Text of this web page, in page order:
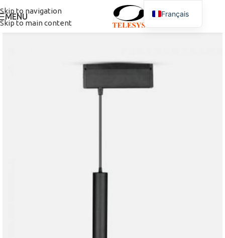
Skip to navigation
Skip to main content
MENU Français